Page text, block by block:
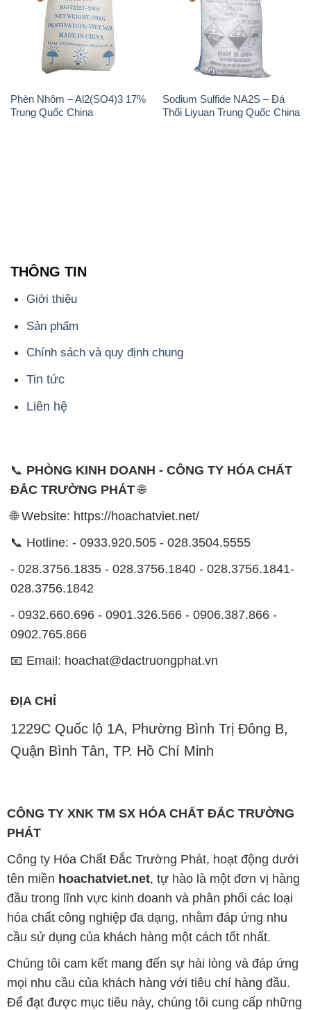
Phèn Nhôm – Al2(SO4)3 17%
Trung Quốc China
Sodium Sulfide NA2S – Đá
Thối Liyuan Trung Quốc China
THÔNG TIN
Giới thiệu
Sản phẩm
Chính sách và quy định chung
Tin tức
Liên hệ
📞 PHÒNG KINH DOANH - CÔNG TY HÓA CHẤT
ĐẮC TRƯỜNG PHÁT🌐
🌐 Website: https://hoachatviet.net/
📞 Hotline: - 0933.920.505 - 028.3504.5555
- 028.3756.1835 - 028.3756.1840 - 028.3756.1841-
028.3756.1842
- 0932.660.696 - 0901.326.566 - 0906.387.866 -
0902.765.866
📧 Email: hoachat@dactruongphat.vn
ĐỊA CHỈ
1229C Quốc lộ 1A, Phường Bình Trị Đông B,
Quận Bình Tân, TP. Hồ Chí Minh
CÔNG TY XNK TM SX HÓA CHẤT ĐẮC TRƯỜNG
PHÁT
Công ty Hóa Chất Đắc Trường Phát, hoạt động dưới
tên miền hoachatviet.net, tự hào là một đơn vị hàng
đầu trong lĩnh vực kinh doanh và phân phối các loại
hóa chất công nghiệp đa dạng, nhằm đáp ứng nhu
cầu sử dụng của khách hàng một cách tốt nhất.
Chúng tôi cam kết mang đến sự hài lòng và đáp ứng
mọi nhu cầu của khách hàng với tiêu chí hàng đầu.
Để đạt được mục tiêu này, chúng tôi cung cấp những